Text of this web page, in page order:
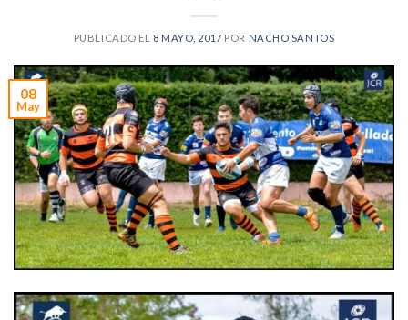
PUBLICADO EL 8 MAYO, 2017 POR NACHO SANTOS
08
May